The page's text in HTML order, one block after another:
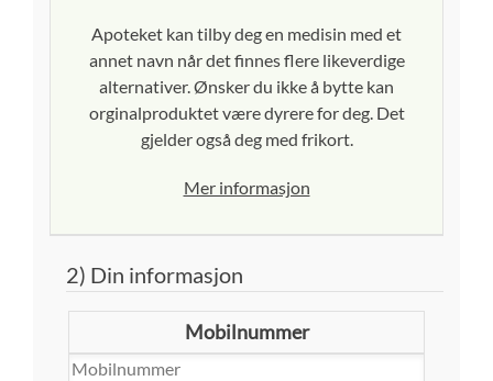
Apoteket kan tilby deg en medisin med et
annet navn når det finnes flere likeverdige
alternativer. Ønsker du ikke å bytte kan
orginalproduktet være dyrere for deg. Det
gjelder også deg med frikort.
Mer informasjon
2) Din informasjon
Mobilnummer